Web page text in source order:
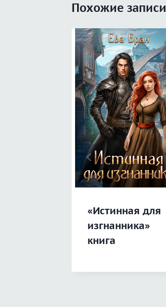
Похожие записи
«Истинная для
изгнанника»
книга